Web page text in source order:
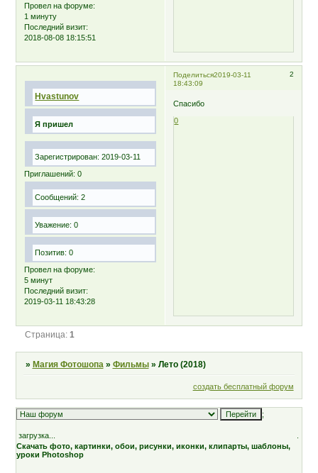
Провел на форуме:
1 минуту
Последний визит:
2018-08-08 18:15:51
Поделиться 2
2019-03-11
18:43:09
Hvastunov
Я пришел
Зарегистрирован: 2019-03-11
Приглашений: 0
Сообщений: 2
Уважение: 0
Позитив: 0
Провел на форуме:
5 минут
Последний визит:
2019-03-11 18:43:28
Спасибо
0
Страница: 1
» Магия Фотошопа » Фильмы » Лето (2018)
создать бесплатный форум
;
загрузка...
Скачать фото, картинки, обои, рисунки, иконки, клипарты, шаблоны,
уроки Photoshop